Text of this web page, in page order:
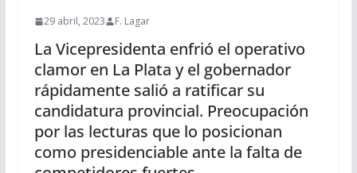
29 abril, 2023 F. Lagar
La Vicepresidenta enfrió el operativo
clamor en La Plata y el gobernador
rápidamente salió a ratificar su
candidatura provincial. Preocupación
por las lecturas que lo posicionan
como presidenciable ante la falta de